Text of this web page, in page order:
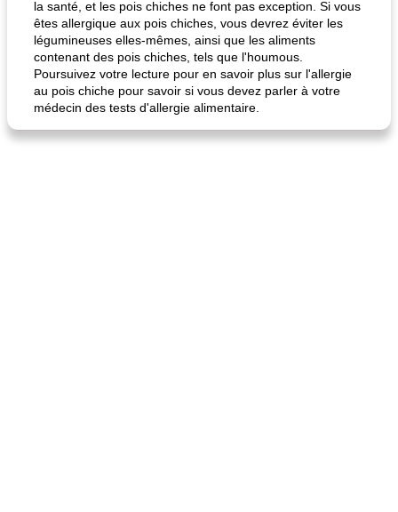
la santé, et les pois chiches ne font pas exception. Si vous
êtes allergique aux pois chiches, vous devrez éviter les
légumineuses elles-mêmes, ainsi que les aliments
contenant des pois chiches, tels que l'houmous.
Poursuivez votre lecture pour en savoir plus sur l'allergie
au pois chiche pour savoir si vous devez parler à votre
médecin des tests d'allergie alimentaire.